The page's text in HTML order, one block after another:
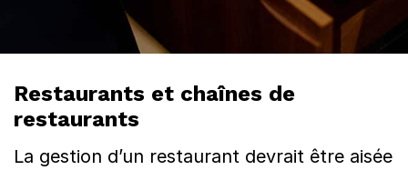
s
t
a
u
Restaurants et chaînes de
restaurants
La gestion d’un restaurant devrait être aisée